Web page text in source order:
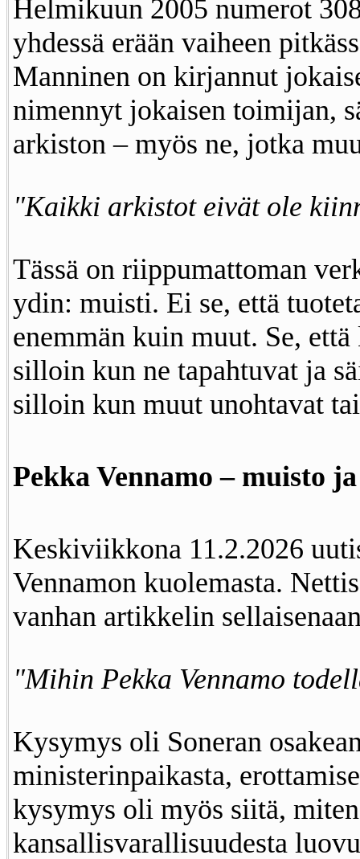
Helmikuun 2005 numerot
yhdessä erään vaiheen
Manninen on kirjannut
nimennyt jokaisen toimijan,
arkiston – myös ne, jotka
"Kaikki arkistot eivät ole
Tässä on riippumattoman
ydin: muisti. Ei se, että
enemmän kuin muut. Se,
silloin kun ne tapahtuvat ja
silloin kun muut unohtavat
Pekka Vennamo – muisto
Keskiviikkona 11.2.2026
Vennamon kuolemasta.
vanhan artikkelin
"Mihin Pekka Vennamo
Kysymys oli Soneran
ministerinpaikasta,
kysymys oli myös siitä, miten
kansallisvarallisuudesta